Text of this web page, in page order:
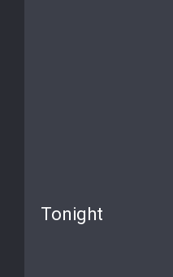
Tonight